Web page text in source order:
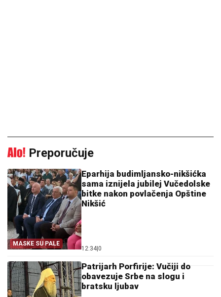
Preporučuje
MASKE SU PALE
Eparhija budimljansko-nikšićka
sama iznijela jubilej Vučedolske
bitke nakon povlačenja Opštine
Nikšić
12:34|0
Patrijarh Porfirije: Vučiji do
obavezuje Srbe na slogu i
bratsku ljubav